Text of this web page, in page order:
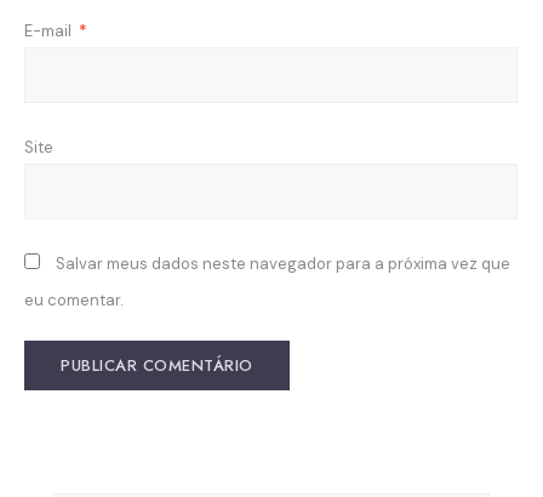
E-mail *
Site
Salvar meus dados neste navegador para a próxima vez que
eu comentar.